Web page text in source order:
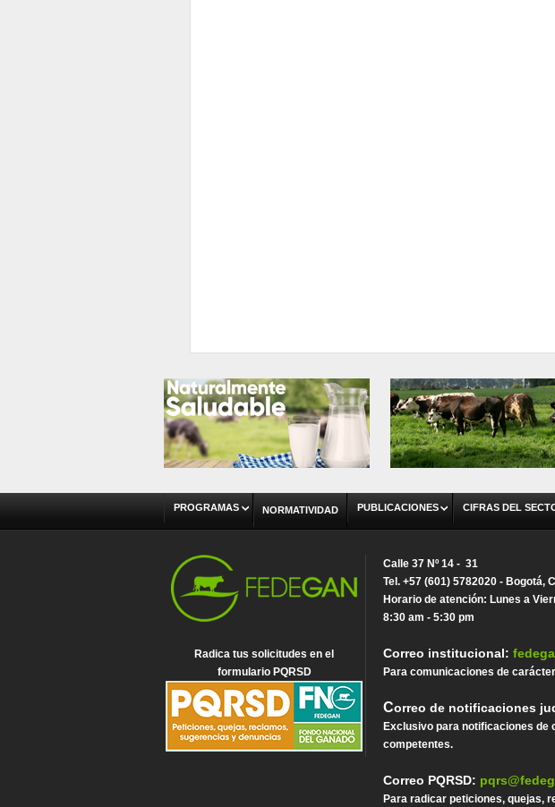
PROGRAMAS NORMATIVIDAD PUBLICACIONES CIFRAS DEL
Radica tus solicitudes en el
formulario PQRSD
Calle 37 Nº 14 - 31
Tel. +57 (601) 5782020 - Bogotá,
Horario de atención: Lunes a
8:30 am - 5:30 pm
Correo institucional:
Para comunicaciones de
Correo de notificaciones
Exclusivo para notificaciones de
competentes.
Correo PQRSD:
Para radicar peticiones, quejas,